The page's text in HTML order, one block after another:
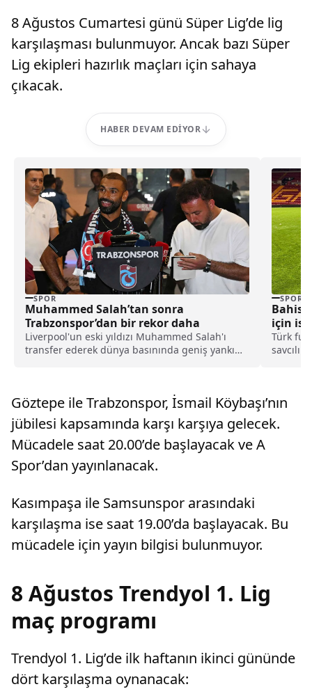
8 Ağustos Cumartesi günü Süper Lig’de lig
karşılaşması bulunmuyor. Ancak bazı Süper
Lig ekipleri hazırlık maçları için sahaya
çıkacak.
HABER DEVAM EDIYOR
SPOR
Muhammed Salah’tan sonra
Trabzonspor’dan bir rekor daha
Liverpool'un eski yıldızı Muhammed Salah'ı
transfer ederek dünya basınında geniş yankı
açıkladı.
SPOR
Bahis
için
Türk
Göztepe ile Trabzonspor, İsmail Köybaşı’nın
jübilesi kapsamında karşı karşıya gelecek.
Mücadele saat 20.00’de başlayacak ve A
Spor’dan yayınlanacak.
Kasımpaşa ile Samsunspor arasındaki
karşılaşma ise saat 19.00’da başlayacak. Bu
mücadele için yayın bilgisi bulunmuyor.
8 Ağustos Trendyol 1. Lig
maç programı
Trendyol 1. Lig’de ilk haftanın ikinci gününde
dört karşılaşma oynanacak: